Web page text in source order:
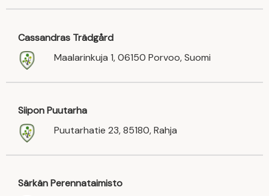
Cassandras Trädgård
Maalarinkuja 1, 06150 Porvoo, Suomi
Siipon Puutarha
Puutarhatie 23, 85180, Rahja
Särkän Perennataimisto